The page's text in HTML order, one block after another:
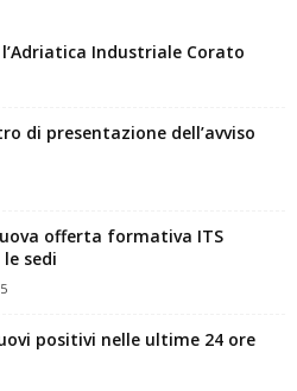
Industriale Corato
di presentazione dell’avviso
offerta formativa ITS
sedi
positivi nelle ultime 24 ore